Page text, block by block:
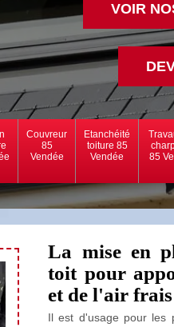
VOIR
Couvreur
85
Vendée
Etanchéité
toiture 85
Vendée
85
La mise en
toit pour
et de l'air frais
Il est d'usage pour les